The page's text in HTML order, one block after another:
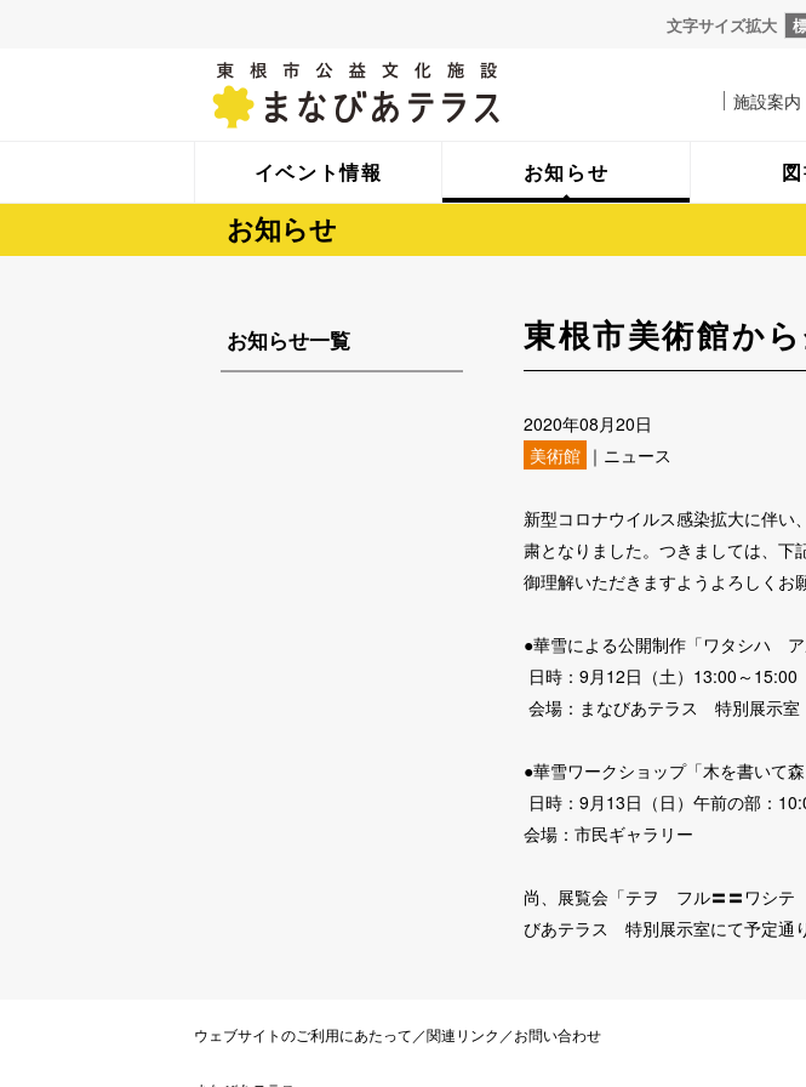
文字サイズ拡大
イベント情報 お知らせ
施設案内
お知らせ
東根市美術館か
2020年08月20日
美術館 ｜ニュース
新型コロナウイルス感染拡大に伴い
粛となりました。つきましては、下
御理解いただきますようよろしくお
●華雪による公開制作「ワタシハ ア
日時：9月12日（土）13:00～15:00
会場：まなびあテラス 特別展示室
●華雪ワークショップ「木を書いて森
日時：9月13日（日）午前の部：
会場：市民ギャラリー
尚、展覧会「テヲ フル〓〓ワシテ
びあテラス 特別展示室にて予定通
お知らせ一覧
ウェブサイトのご利用にあたって ／関連リンク ／お問い合わせ